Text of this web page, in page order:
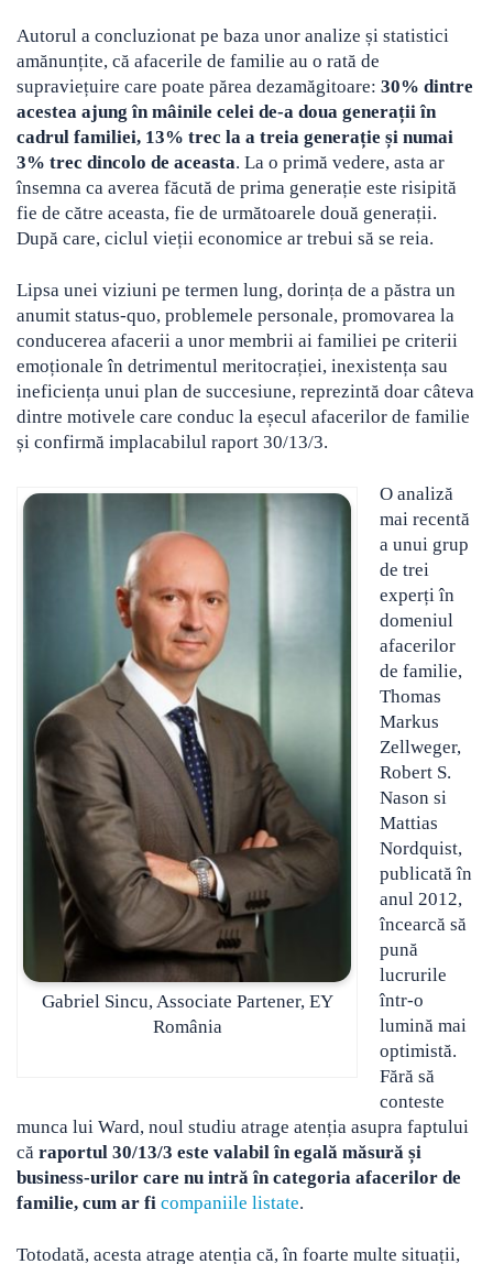
Autorul a concluzionat pe baza unor analize și statistici
amănunțite, că afacerile de familie au o rată de
supraviețuire care poate părea dezamăgitoare: 30% dintre
acestea ajung în mâinile celei de-a doua generații în
cadrul familiei, 13% trec la a treia generație și numai
3% trec dincolo de aceasta. La o primă vedere, asta ar
însemna ca averea făcută de prima generație este risipită
fie de către aceasta, fie de următoarele două generații.
După care, ciclul vieții economice ar trebui să se reia.
Lipsa unei viziuni pe termen lung, dorința de a păstra un
anumit status-quo, problemele personale, promovarea la
conducerea afacerii a unor membrii ai familiei pe criterii
emoționale în detrimentul meritocrației, inexistența sau
ineficiența unui plan de succesiune, reprezintă doar câteva
dintre motivele care conduc la eșecul afacerilor de familie
și confirmă implacabilul raport 30/13/3.
Gabriel Sincu, Associate Partener, EY
România
O analiză
mai recentă
a unui grup
de trei
experți în
domeniul
afacerilor
de familie,
Thomas
Markus
Zellweger,
Robert S.
Nason si
Mattias
Nordquist,
publicată în
anul 2012,
încearcă să
pună
lucrurile
într-o
lumină mai
optimistă.
Fără să
conteste
munca lui Ward, noul studiu atrage atenția asupra faptului
că raportul 30/13/3 este valabil în egală măsură și
business-urilor care nu intră în categoria afacerilor de
familie, cum ar fi companiile listate.
Totodată, acesta atrage atenția că, în foarte multe situații,